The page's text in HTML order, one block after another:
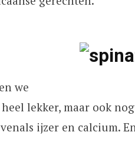
we
lekker, maar ook
ijzer en calcium.